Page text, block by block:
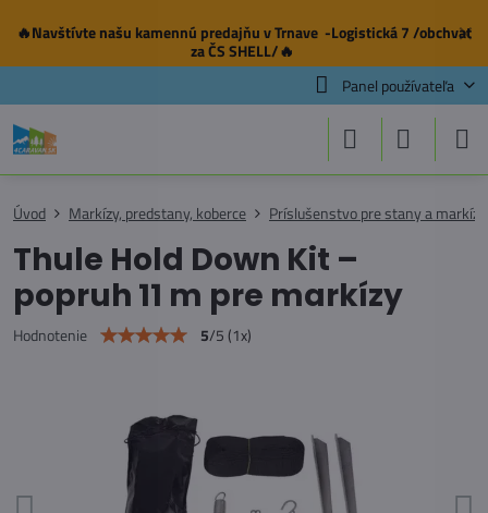
✕
🔥Navštívte našu kamennú predajňuv Trnave -Logistická 7 /obchvat
za ČS SHELL/🔥
Panel používateľa
Úvod Markízy, predstany, koberce Príslušenstvo pre stany a markízy
Thule Hold Down Kit –
popruh 11 m pre markízy
Hodnotenie 5/5(1x)